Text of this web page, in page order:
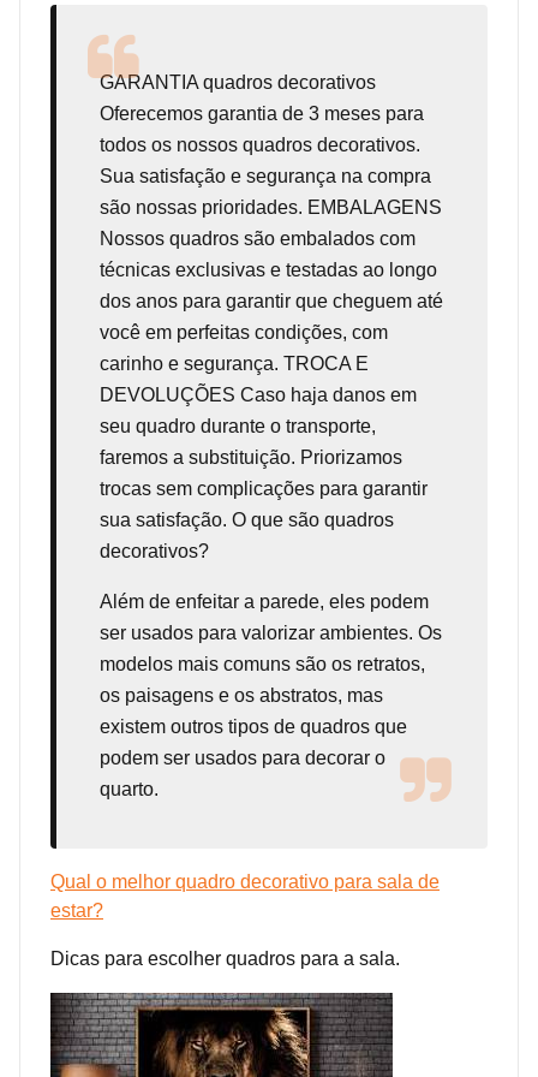
GARANTIA quadros decorativos
Oferecemos garantia de 3 meses para
todos os nossos quadros decorativos.
Sua satisfação e segurança na compra
são nossas prioridades. EMBALAGENS
Nossos quadros são embalados com
técnicas exclusivas e testadas ao longo
dos anos para garantir que cheguem até
você em perfeitas condições, com
carinho e segurança. TROCA E
DEVOLUÇÕES Caso haja danos em
seu quadro durante o transporte,
faremos a substituição. Priorizamos
trocas sem complicações para garantir
sua satisfação. O que são quadros
decorativos?
Além de enfeitar a parede, eles podem
ser usados para valorizar ambientes. Os
modelos mais comuns são os retratos,
os paisagens e os abstratos, mas
existem outros tipos de quadros que
podem ser usados para decorar o
quarto.
Qual o melhor quadro decorativo para sala de
estar?
Dicas para escolher quadros para a sala.